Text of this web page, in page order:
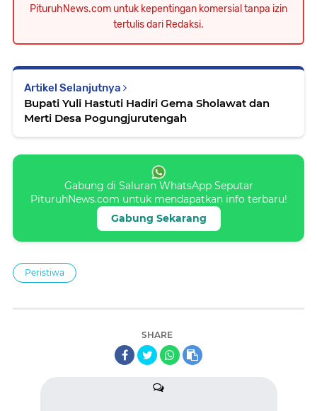
PituruhNews.com untuk kepentingan komersial tanpa izin
tertulis dari Redaksi.
Artikel Selanjutnya
Bupati Yuli Hastuti Hadiri Gema Sholawat dan
Merti Desa Pogungjurutengah
Gabung di Saluran WhatsApp Seputar
PituruhNews.com untuk mendapatkan info terbaru!
Gabung Sekarang
Peristiwa
SHARE